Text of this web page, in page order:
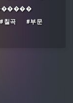
#칠곡
#부문